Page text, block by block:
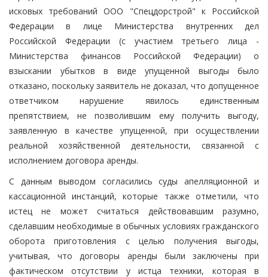
исковых требований ООО "Спецдорстрой" к Российской
Федерации в лице Министерства внутренних дел
Российской Федерации (с участием третьего лица -
Министерства финансов Российской Федерации) о
взыскании убытков в виде упущенной выгоды было
отказано, поскольку заявитель не доказал, что допущенное
ответчиком нарушение явилось единственным
препятствием, не позволившим ему получить выгоду,
заявленную в качестве упущенной, при осуществлении
реальной хозяйственной деятельности, связанной с
исполнением договора аренды.
С данным выводом согласились суды апелляционной и
кассационной инстанций, которые также отметили, что
истец не может считаться действовавшим разумно,
сделавшим необходимые в обычных условиях гражданского
оборота приготовления с целью получения выгоды,
учитывая, что договоры аренды были заключены при
фактическом отсутствии у истца техники, которая в